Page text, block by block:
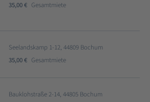
35,00 € Gesamtmiete
Seelandskamp 1-12, 44809 Bochum
35,00 € Gesamtmiete
Bauklohstraße 2-14, 44805 Bochum